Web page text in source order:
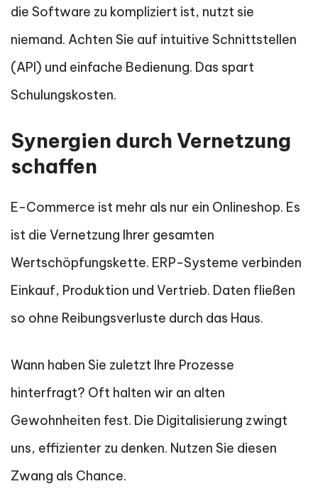
die Software zu kompliziert ist, nutzt sie
niemand. Achten Sie auf intuitive Schnittstellen
(API) und einfache Bedienung. Das spart
Schulungskosten.
Synergien durch Vernetzung
schaffen
E-Commerce ist mehr als nur ein Onlineshop. Es
ist die Vernetzung Ihrer gesamten
Wertschöpfungskette. ERP-Systeme verbinden
Einkauf, Produktion und Vertrieb. Daten fließen
so ohne Reibungsverluste durch das Haus.
Wann haben Sie zuletzt Ihre Prozesse
hinterfragt? Oft halten wir an alten
Gewohnheiten fest. Die Digitalisierung zwingt
uns, effizienter zu denken. Nutzen Sie diesen
Zwang als Chance.